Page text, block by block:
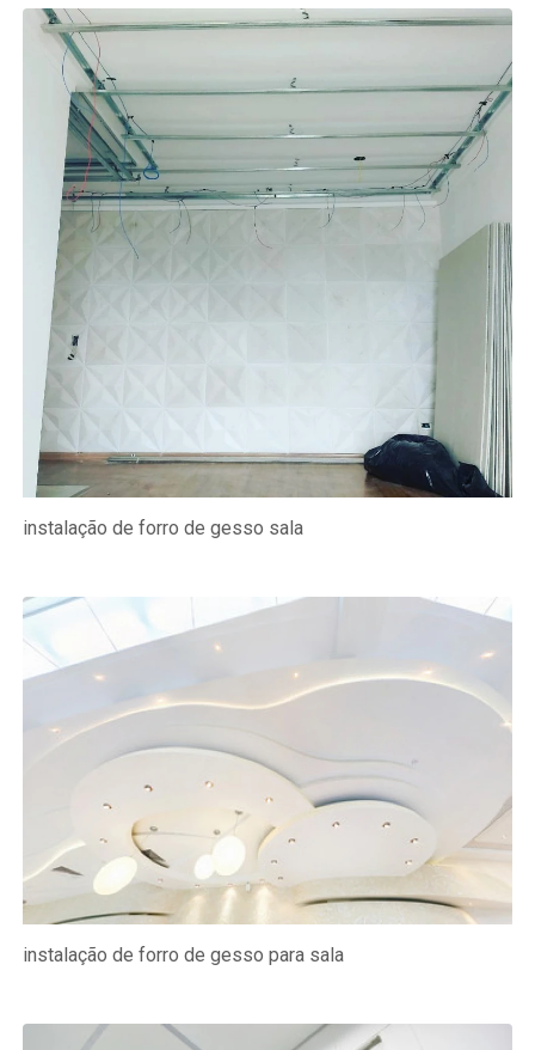
instalação de forro de gesso sala
instalação de forro de gesso para sala